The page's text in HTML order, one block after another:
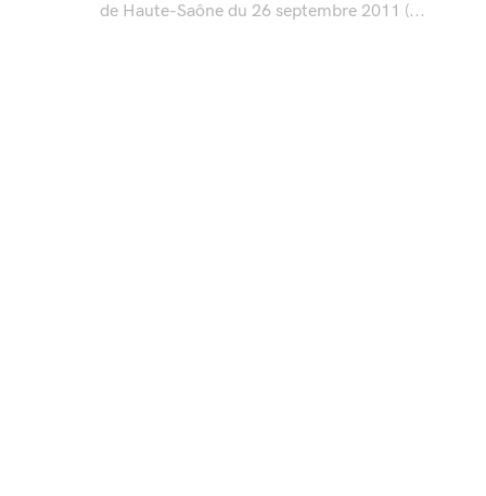
de Haute-Saône du 26 septembre 2011 (...